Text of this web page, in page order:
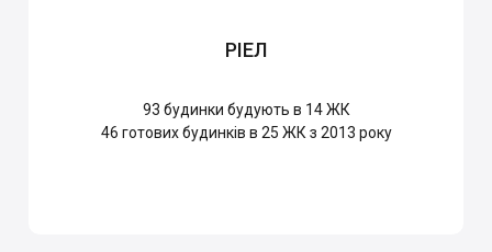
РІЕЛ
93 будинки будують в 14 ЖК
46 готових будинків в 25 ЖК з 2013 року